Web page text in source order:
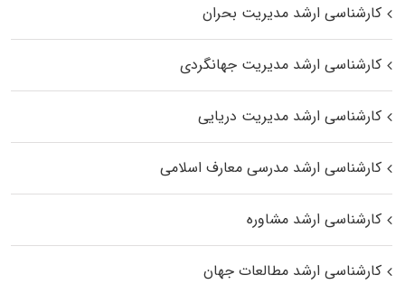
کارشناسی ارشد مدیریت بحران
کارشناسی ارشد مدیریت جهانگردی
کارشناسی ارشد مدیریت دریایی
کارشناسی ارشد مدرسی معارف اسلامی
کارشناسی ارشد مشاوره
کارشناسی ارشد مطالعات جهان